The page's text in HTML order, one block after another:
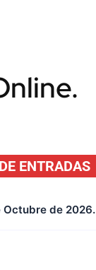
ENTRADAS
Octubre de 2026.